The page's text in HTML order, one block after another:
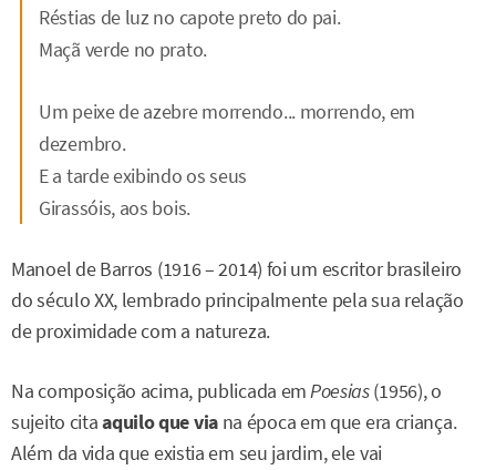
Réstias de luz no capote preto do pai.
Maçã verde no prato.
Um peixe de azebre morrendo... morrendo, em
dezembro.
E a tarde exibindo os seus
Girassóis, aos bois.
Manoel de Barros (1916 – 2014) foi um escritor brasileiro
do século XX, lembrado principalmente pela sua relação
de proximidade com a natureza.
Na composição acima, publicada emPoesias(1956), o
sujeito citaaquilo que viana época em que era criança.
Além da vida que existia em seu jardim, ele vai